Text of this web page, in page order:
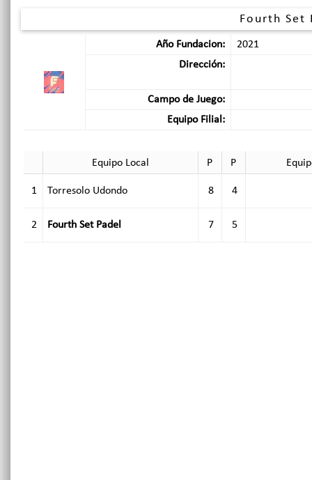
Fourth Set
Año Fundacion:
2021
Dirección:
Campo de Juego:
Equipo Filial:
Equipo Local P P
1 Torresolo Udondo 8 4
2 Fourth Set Padel 7 5